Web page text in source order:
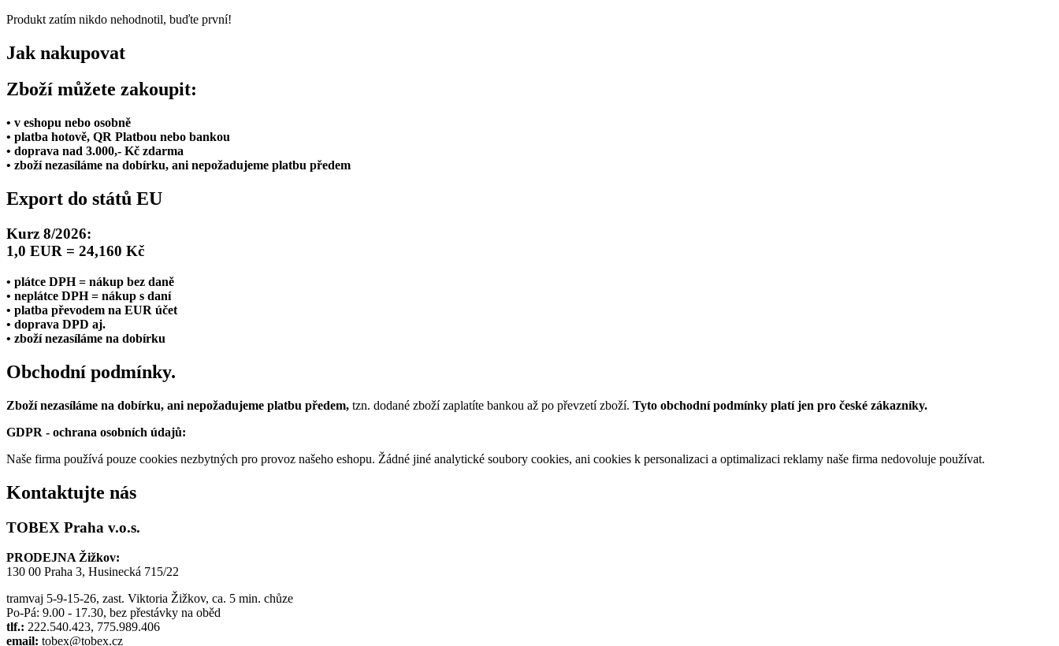
Produkt zatím nikdo nehodnotil, buďte první!
Jak nakupovat
Zboží můžete zakoupit:
• v eshopu nebo osobně
• platba hotově, QR Platbou nebo bankou
• doprava nad 3.000,- Kč zdarma
• zboží nezasíláme na dobírku, ani nepožadujeme platbu předem
Export do států EU
Kurz 8/2026:
1,0 EUR = 24,160 Kč
• plátce DPH = nákup bez daně
• neplátce DPH = nákup s daní
• platba převodem na EUR účet
• doprava DPD aj.
• zboží nezasíláme na dobírku
Obchodní podmínky.
Zboží nezasíláme na dobírku, ani nepožadujeme platbu předem, tzn. dodané zboží zaplatíte bankou až po převzetí zboží. Tyto obchodní podmínky platí jen pro české zákazníky.
GDPR - ochrana osobních údajů:
Naše firma používá pouze cookies nezbytných pro provoz našeho eshopu. Žádné jiné analytické soubory cookies, ani cookies k personalizaci a optimalizaci reklamy naše firma nedovoluje používat.
Kontaktujte nás
TOBEX Praha v.o.s.
PRODEJNA Žižkov:
130 00 Praha 3, Husinecká 715/22
tramvaj 5-9-15-26, zast. Viktoria Žižkov, ca. 5 min. chůze
Po-Pá: 9.00 - 17.30, bez přestávky na oběd
tlf.: 222.540.423, 775.989.406
email: tobex@tobex.cz